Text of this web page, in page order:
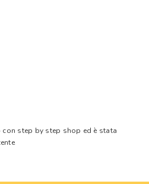
step by step shop ed è stata